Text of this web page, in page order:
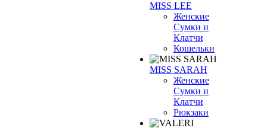
MISS LEE
Женские
Сумки и
Клатчи
Кошельки
MISS SARAH
Женские
Сумки и
Клатчи
Рюкзаки